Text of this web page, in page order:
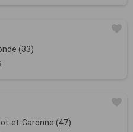
(33)
et-Garonne (47)